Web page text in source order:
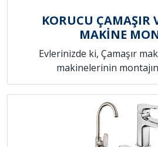
KORUCU ÇAMAŞIR
MAKİNE
Evlerinizde ki, Çamaşır
makinelerinin